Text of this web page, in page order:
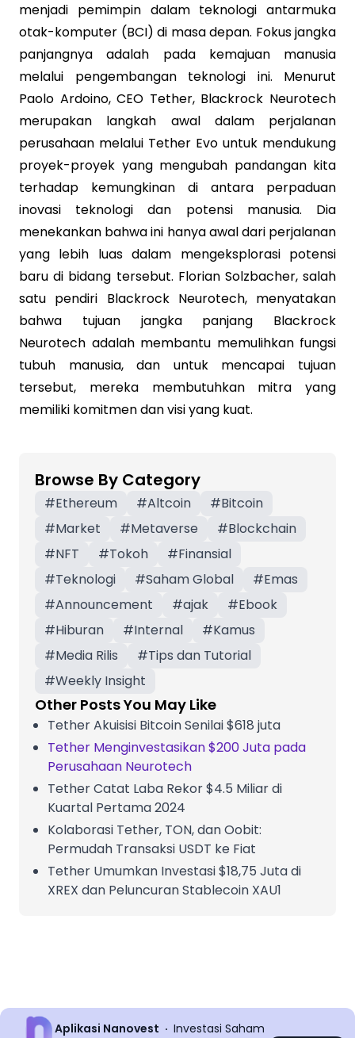
menjadi pemimpin dalam teknologi antarmuka
otak-komputer (BCI) di masa depan. Fokus jangka
panjangnya adalah pada kemajuan manusia
melalui pengembangan teknologi ini. Menurut
Paolo Ardoino, CEO Tether, Blackrock Neurotech
merupakan langkah awal dalam perjalanan
perusahaan melalui Tether Evo untuk mendukung
proyek-proyek yang mengubah pandangan kita
terhadap kemungkinan di antara perpaduan
inovasi teknologi dan potensi manusia. Dia
menekankan bahwa ini hanya awal dari perjalanan
yang lebih luas dalam mengeksplorasi potensi
baru di bidang tersebut. Florian Solzbacher, salah
satu pendiri Blackrock Neurotech, menyatakan
bahwa tujuan jangka panjang Blackrock
Neurotech adalah membantu memulihkan fungsi
tubuh manusia, dan untuk mencapai tujuan
tersebut, mereka membutuhkan mitra yang
memiliki komitmen dan visi yang kuat.
Browse By Category
#Ethereum #Altcoin #Bitcoin
#Market #Metaverse #Blockchain
#NFT #Tokoh #Finansial
#Teknologi #Saham Global #Emas
#Announcement #ajak #Ebook
#Hiburan #Internal #Kamus
#Media Rilis #Tips dan Tutorial
#Weekly Insight
Other Posts You May Like
Tether Akuisisi Bitcoin Senilai $618 juta
Tether Menginvestasikan $200 Juta pada
Perusahaan Neurotech
Tether Catat Laba Rekor $4.5 Miliar di
Kuartal Pertama 2024
Kolaborasi Tether, TON, dan Oobit:
Permudah Transaksi USDT ke Fiat
Tether Umumkan Investasi $18,75 Juta di
XREX dan Peluncuran Stablecoin XAU1
Aplikasi Nanovest Investasi Saham